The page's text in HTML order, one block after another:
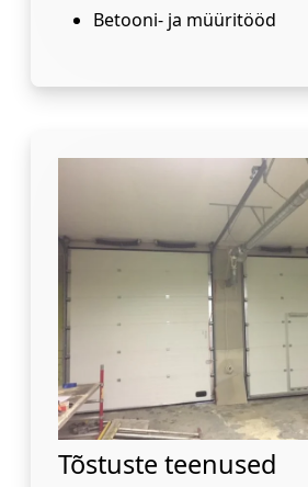
Betooni- ja müüritööd
Tõstuste teenused